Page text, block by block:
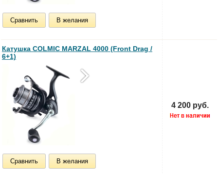
Сравнить В желания
Катушка COLMIC MARZAL 4000 (Front Drag /
6+1)
Сравнить В желания
4 200 руб.